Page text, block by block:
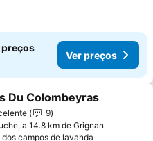
preços
Ver preços
aos favoritos
Du Colombeyras
9
a 14.8 km de Grignan
dos campos de lavanda